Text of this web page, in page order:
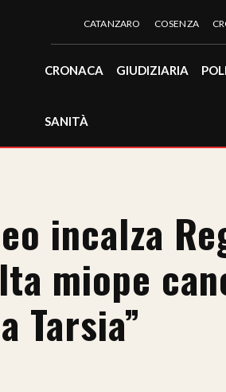
CATANZARO COSENZA
CRONACA GIUDIZIARIA
SANITÀ
incalza
miope
Tarsia”